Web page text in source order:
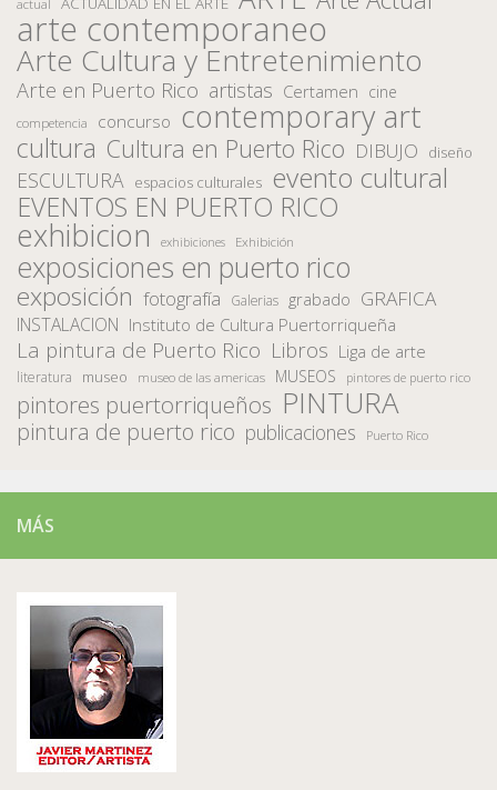
actual
arte contemporaneo
Arte Cultura y Entretenimiento
Arte en Puerto Rico artistas Certamen cine
competencia concurso contemporary art
cultura Cultura en Puerto Rico DIBUJO diseño
ESCULTURA espacios culturales evento cultural
EVENTOS EN PUERTO RICO
exhibicion exhibiciones Exhibición
exposiciones en puerto rico
exposición fotografía Galerias grabado GRAFICA
INSTALACION Instituto de Cultura Puertorriqueña
La pintura de Puerto Rico Libros Liga de arte
literatura museo museo de las americas MUSEOS pintores de puerto rico
pintores puertorriqueños PINTURA
pintura de puerto rico publicaciones Puerto Rico
MÁS